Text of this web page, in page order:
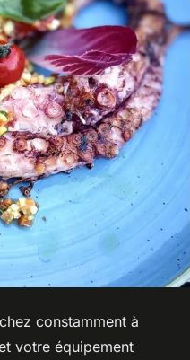
constamment à
votre équipement